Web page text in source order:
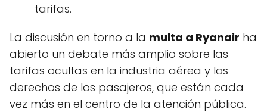
tarifas.
La discusión en torno a la multa a Ryanair ha
abierto un debate más amplio sobre las
tarifas ocultas en la industria aérea y los
derechos de los pasajeros, que están cada
vez más en el centro de la atención pública.